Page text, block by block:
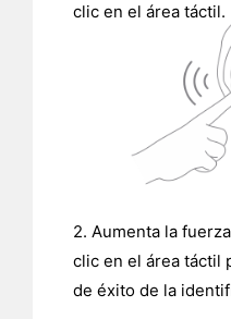
clic en el área táctil.
2. Aumenta la
clic en el área táctil
de éxito de la